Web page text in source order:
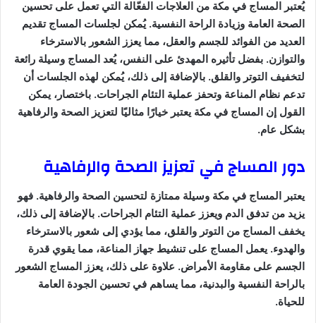
يُعتبر المساج في مكة من العلاجات الفعّالة التي تعمل على تحسين
الصحة العامة وزيادة الراحة النفسية. يُمكن لجلسات المساج تقديم
العديد من الفوائد للجسم والعقل، مما يعزز الشعور بالاسترخاء
والتوازن. بفضل تأثيره المهدئ على النفس، يُعد المساج وسيلة رائعة
لتخفيف التوتر والقلق. بالإضافة إلى ذلك، يُمكن لهذه الجلسات أن
تدعم نظام المناعة وتحفز عملية التئام الجراحات. باختصار، يمكن
القول إن المساج في مكة يعتبر خيارًا مثاليًا لتعزيز الصحة والرفاهية
بشكل عام.
دور المساج في تعزيز الصحة والرفاهية
يعتبر المساج في مكة وسيلة ممتازة لتحسين الصحة والرفاهية. فهو
يزيد من تدفق الدم ويعزز عملية التئام الجراحات. بالإضافة إلى ذلك،
يخفف المساج من التوتر والقلق، مما يؤدي إلى شعور بالاسترخاء
والهدوء. يعمل المساج على تنشيط جهاز المناعة، مما يقوي قدرة
الجسم على مقاومة الأمراض. علاوة على ذلك، يعزز المساج الشعور
بالراحة النفسية والبدنية، مما يساهم في تحسين الجودة العامة
للحياة.